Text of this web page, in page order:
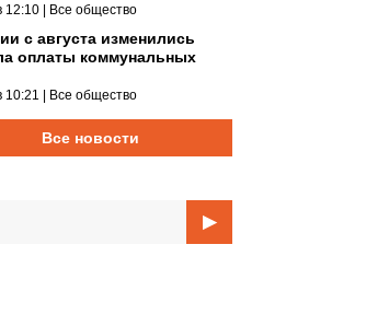
12:10 | Все общество
с августа изменились
оплаты коммунальных
10:21 | Все общество
Все новости